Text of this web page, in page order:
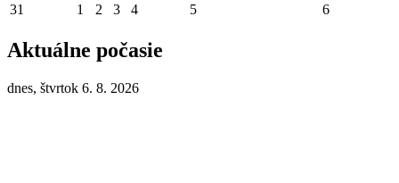
31
1 2 3 4 5 6
Aktuálne počasie
dnes, štvrtok 6. 8. 2026